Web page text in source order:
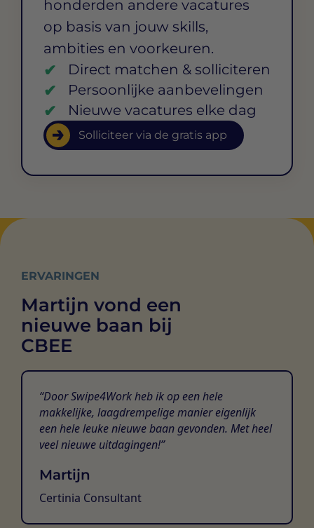
honderden andere vacatures
op basis van jouw skills,
ambities en voorkeuren.
Direct matchen & solliciteren
Persoonlijke aanbevelingen
Nieuwe vacatures elke dag
Solliciteer via de gratis app
ERVARINGEN
Martijn vond een
nieuwe baan bij
CBEE
Door Swipe4Work heb ik op een hele
makkelijke, laagdrempelige manier eigenlijk
een hele leuke nieuwe baan gevonden. Met heel
veel nieuwe uitdagingen!
Martijn
Certinia Consultant